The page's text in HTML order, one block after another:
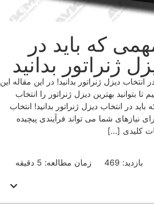
مهمی که باید در
ژنراتور بدانید
انتخاب دیزل ژنراتور بدانید! در این مقاله این
بتوانید بهترین دیزل ژنراتور را انتخاب
که باید در انتخاب دیزل ژنراتور بدانید! انتخاب
نیازهای شما می ‌تواند فرآیندی پیچیده
کلیدی […]
بازدید: 469 زمان مطالعه: 5 دقیقه